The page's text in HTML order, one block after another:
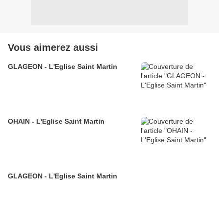
Vous aimerez aussi
GLAGEON - L'Eglise Saint Martin
OHAIN - L'Eglise Saint Martin
GLAGEON - L'Eglise Saint Martin